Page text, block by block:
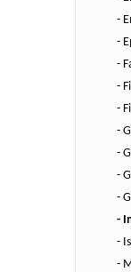
-
-
-
-
-
-
-
-
-
-
-
-